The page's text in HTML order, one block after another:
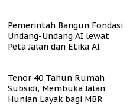
Pemerintah Bangun Fondasi
Undang-Undang AI lewat
Peta Jalan dan Etika AI
Tenor 40 Tahun Rumah
Subsidi, Membuka Jalan
Hunian Layak bagi MBR